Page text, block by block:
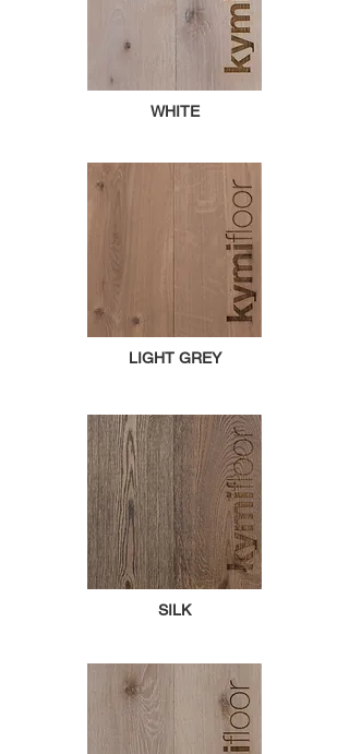
WHITE
LIGHT GREY
SILK